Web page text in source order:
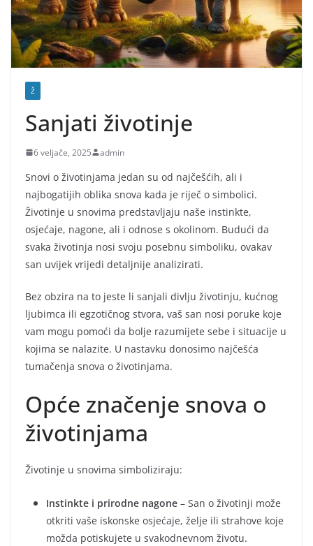
Ž
Sanjati životinje
6 veljače, 2025 admin
Snovi o životinjama jedan su od najčešćih, ali i
najbogatijih oblika snova kada je riječ o simbolici.
Životinje u snovima predstavljaju naše instinkte,
osjećaje, nagone, ali i odnose s okolinom. Budući da
svaka životinja nosi svoju posebnu simboliku, ovakav
san uvijek vrijedi detaljnije analizirati.
Bez obzira na to jeste li sanjali divlju životinju, kućnog
ljubimca ili egzotičnog stvora, vaš san nosi poruke koje
vam mogu pomoći da bolje razumijete sebe i situacije u
kojima se nalazite. U nastavku donosimo najčešća
tumačenja snova o životinjama.
Opće značenje snova o
životinjama
Životinje u snovima simboliziraju:
Instinkte i prirodne nagone – San o životinji može
otkriti vaše iskonske osjećaje, želje ili strahove koje
možda potiskujete u svakodnevnom životu.